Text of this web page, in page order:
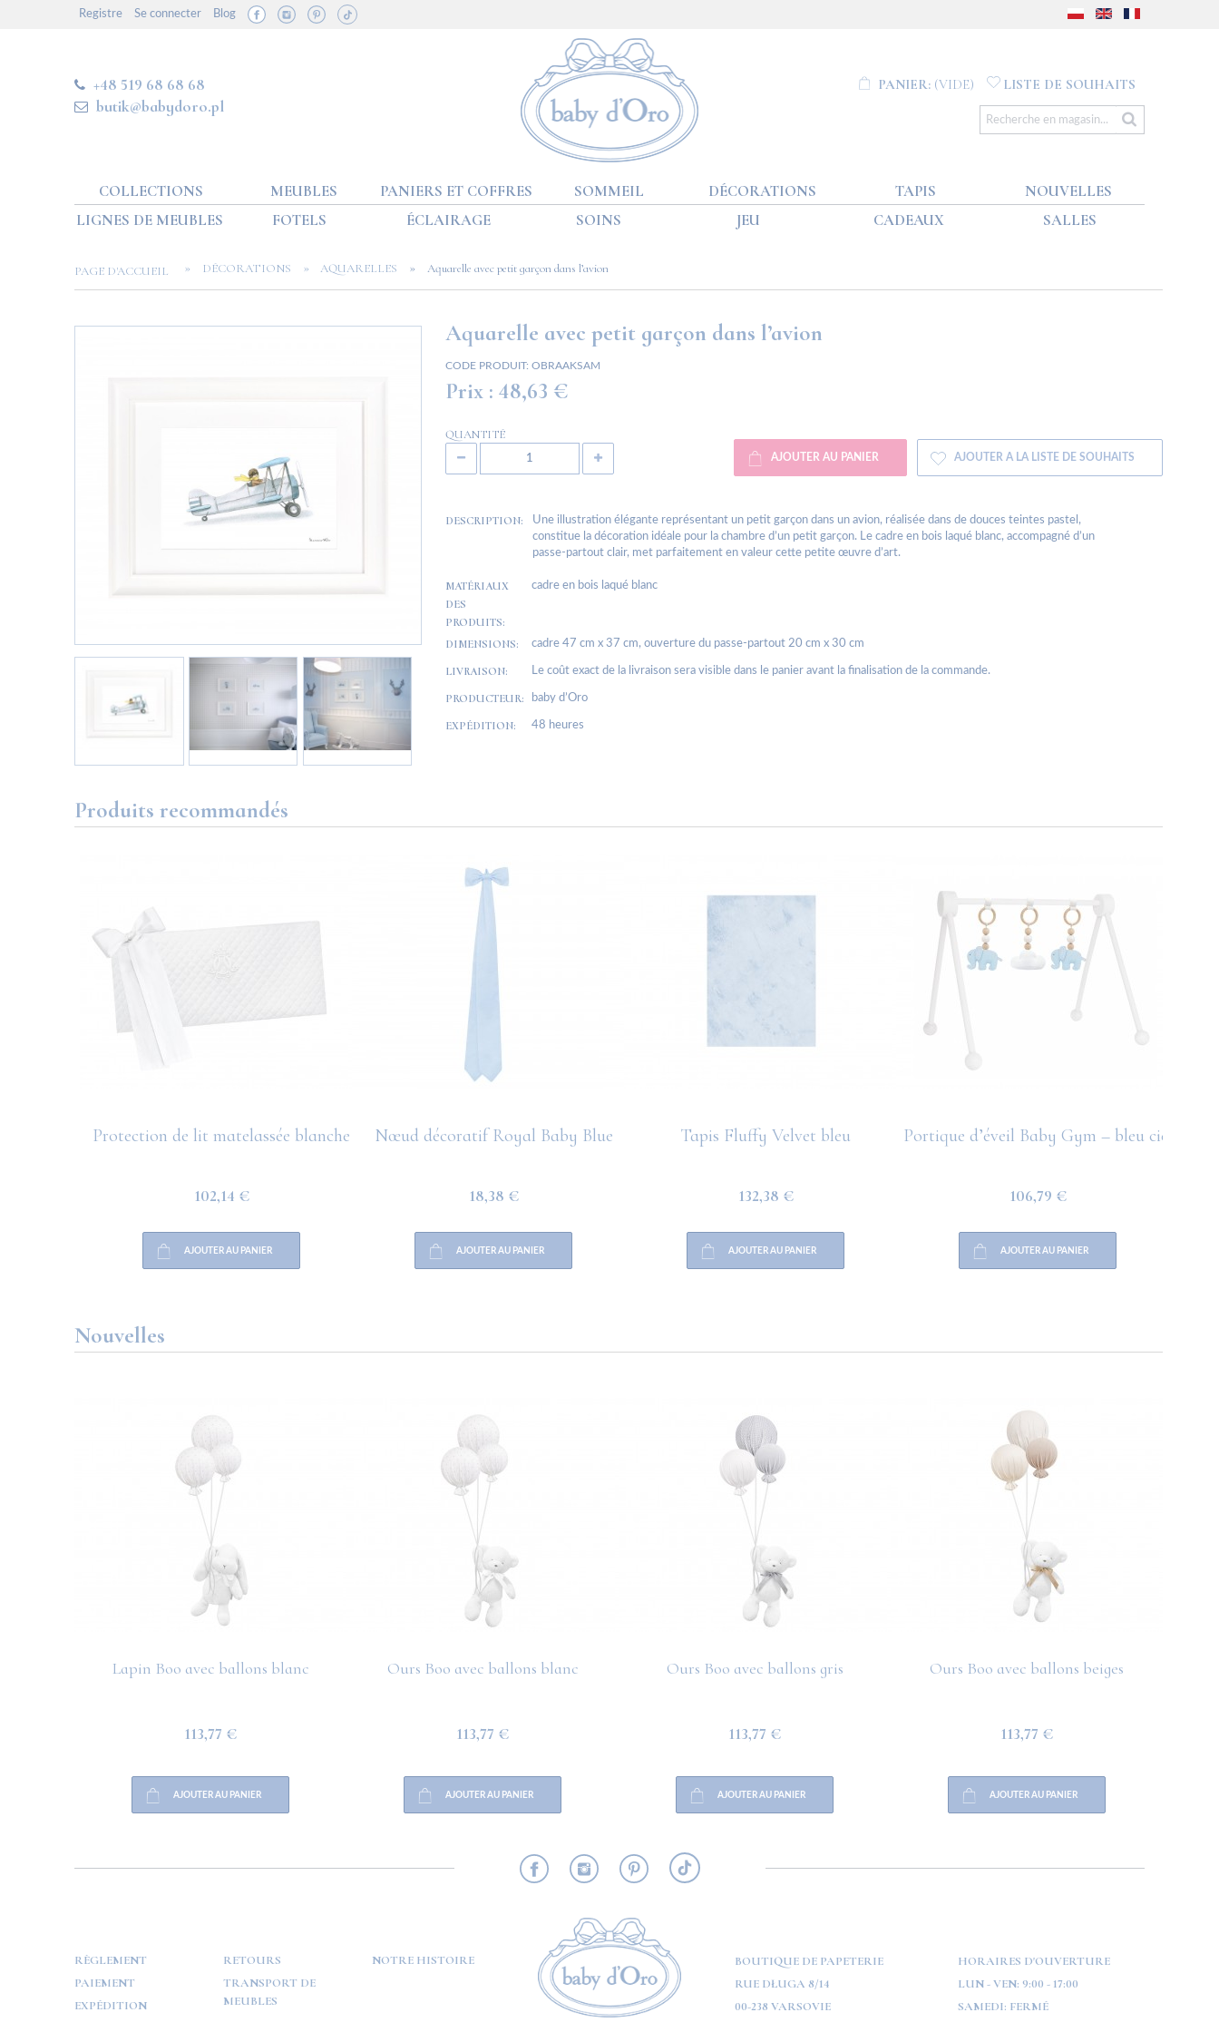
Registre Se connecter Blog
+48 519 68 68 68
butik@babydoro.pl
PANIER: (VIDE) LISTE DE SOUHAITS
COLLECTIONS MEUBLES PANIERS ET COFFRES SOMMEIL DÉCORATIONS TAPIS
NOUVELLES
LIGNES DE MEUBLES
FOTELS ÉCLAIRAGE SOINS JEU CADEAUX SALLES
PAGE D'ACCUEIL » DÉCORATIONS » AQUARELLES » Aquarelle avec petit garçon dans l’avion
Aquarelle avec petit garçon dans l’avion
CODE PRODUIT: OBRAAKSAM
Prix : 48,63 €
QUANTITÉ
AJOUTER AU PANIER AJOUTER A LA LISTE DE SOUHAITS
DESCRIPTION:
Une illustration élégante représentant un petit garçon dans un avion, réalisée dans de douces teintes pastel,
constitue la décoration idéale pour la chambre d’un petit garçon. Le cadre en bois laqué blanc, accompagné d’un
passe-partout clair, met parfaitement en valeur cette petite œuvre d’art.
MATÉRIAUX
DES
PRODUITS:
cadre en bois laqué blanc
DIMENSIONS: cadre 47 cm x 37 cm, ouverture du passe-partout 20 cm x 30 cm
LIVRAISON: Le coût exact de la livraison sera visible dans le panier avant la finalisation de la commande.
PRODUCTEUR: baby d’Oro
EXPÉDITION: 48 heures
Produits recommandés
Protection de lit matelassée blanche
102,14 €
AJOUTER AU PANIER
Nœud décoratif Royal Baby Blue
18,38 €
AJOUTER AU PANIER
Tapis Fluffy Velvet bleu
132,38 €
AJOUTER AU PANIER
Portique d’éveil Baby Gym – bleu ciel
106,79 €
AJOUTER AU PANIER
Nouvelles
Lapin Boo avec ballons blanc
113,77 €
AJOUTER AU PANIER
Ours Boo avec ballons blanc
113,77 €
AJOUTER AU PANIER
Ours Boo avec ballons gris
113,77 €
AJOUTER AU PANIER
Ours Boo avec ballons beiges
113,77 €
AJOUTER AU PANIER
RÈGLEMENT
PAIEMENT
EXPÉDITION
RETOURS
TRANSPORT DE
MEUBLES
NOTRE HISTOIRE
BOUTIQUE DE PAPETERIE
RUE DŁUGA 8/14
00-238 VARSOVIE
HORAIRES D'OUVERTURE
LUN - VEN: 9:00 - 17:00
SAMEDI: FERMÉ